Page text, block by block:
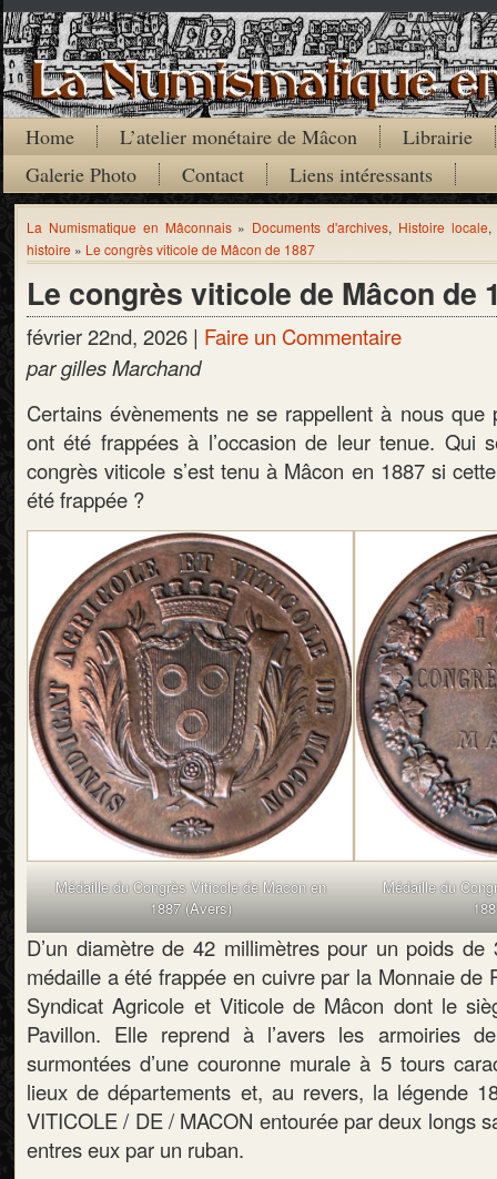
Home L’atelier monétaire de Mâcon
Librairie
Galerie Photo
Contact Liens intéressants
La Numismatique en Mâconnais» Documents d'archives, Histoire locale,
histoire » Le congrès viticole de Mâcon de 1887
Le congrès viticole de Mâcon de
février 22nd, 2026 | Faire un Commentaire
par gilles Marchand
Certains évènements ne se rappellent à nous que
ont été frappées à l’occasion de leur tenue. Qui
congrès viticole s’est tenu à Mâcon en 1887 si
été frappée ?
Médaille du Congrès Viticole de Macon en
1887 (Avers)
Médaille du
D’un diamètre de 42 millimètres pour un poids de
médaille a été frappée en cuivre par la Monnaie de
Syndicat Agricole et Viticole de Mâcon dont le
Pavillon. Elle reprend à l’avers les armoiries
surmontées d’une couronne murale à 5 tours
lieux de départements et, au revers, la légende
VITICOLE / DE / MACON entourée par deux longs
entres eux par un ruban.